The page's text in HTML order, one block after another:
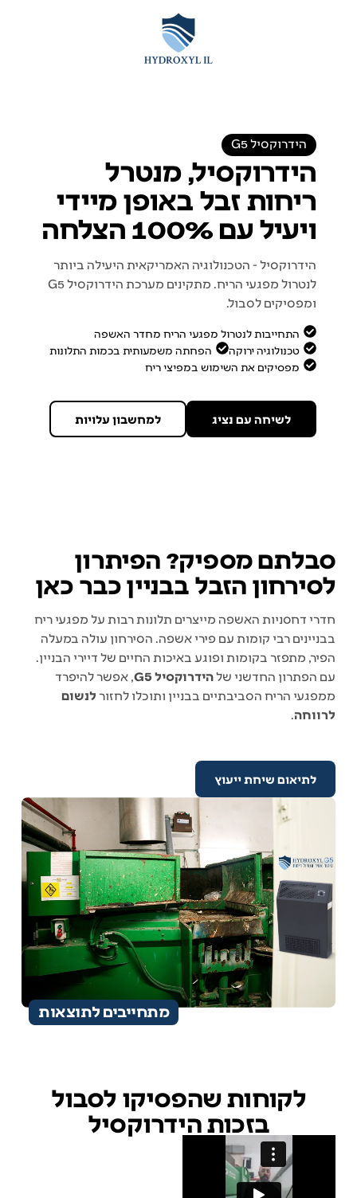
הידרוקסיל G5
הידרוקסיל, מנטרל
ריחות זבל באופן מיידי
ויעיל עם 100% הצלחה
הידרוקסיל - הטכנולוגיה האמריקאית היעילה ביותר
לנטרול מפגעי הריח. מתקינים מערכת הידרוקסיל G5
ומפסיקים לסבול.
התחייבות לנטרול מפגעי הריח מחדר האשפה
טכנולוגיה ירוקה
הפחתה משמעותית בכמות התלונות
מפסיקים את השימוש במפיצי ריח
לשיחה עם נציג למחשבון עלויות
סבלתם מספיק? הפיתרון
לסירחון הזבל בבניין כבר כאן
חדרי דחסניות האשפה מייצרים תלונות רבות על מפגעי ריח
בבניינים רבי קומות עם פירי אשפה. הסירחון עולה במעלה
הפיר, מתפזר בקומות ופוגע באיכות החיים של דיירי הבניין.
עם הפתרון החדשני שלהידרוקסיל G5
, אפשר להיפרד
ממפגעי הריח הסביבתיים בבניין ותוכלו לחזורלנשום
לרווחה.
לתיאום שיחת ייעוץ
מתחייבים לתוצאות
לקוחות שהפסיקו לסבול
בזכות הידרוקסיל